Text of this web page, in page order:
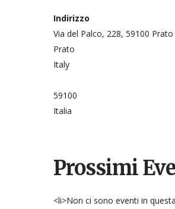
Indirizzo
Via del Palco, 228, 59100
Prato
Italy
59100
Italia
Prossimi
<li>Non ci sono eventi in